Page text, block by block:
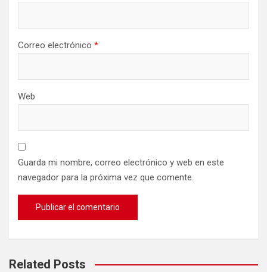
Correo electrónico *
Web
Guarda mi nombre, correo electrónico y web en este
navegador para la próxima vez que comente.
Related Posts